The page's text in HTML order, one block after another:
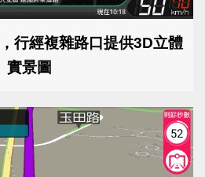
行經複雜路口提供3D立體
實景圖